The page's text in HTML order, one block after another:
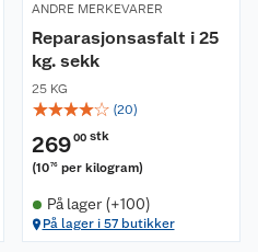
ANDRE MERKEVARER
Reparasjonsasfalt i 25
kg. sekk
25 KG
☆☆☆☆☆ (20)
26900 stk
(1076 per kilogram)
På lager (+100)
På lager i 57 butikker